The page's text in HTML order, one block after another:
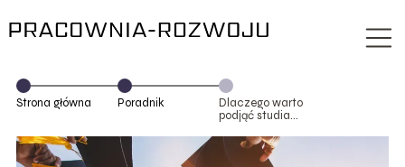
Strona główna Poradnik
Dlaczego warto
podjąć studia
szkole średniej?